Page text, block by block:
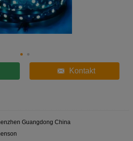
Kontakt
Guangdong China